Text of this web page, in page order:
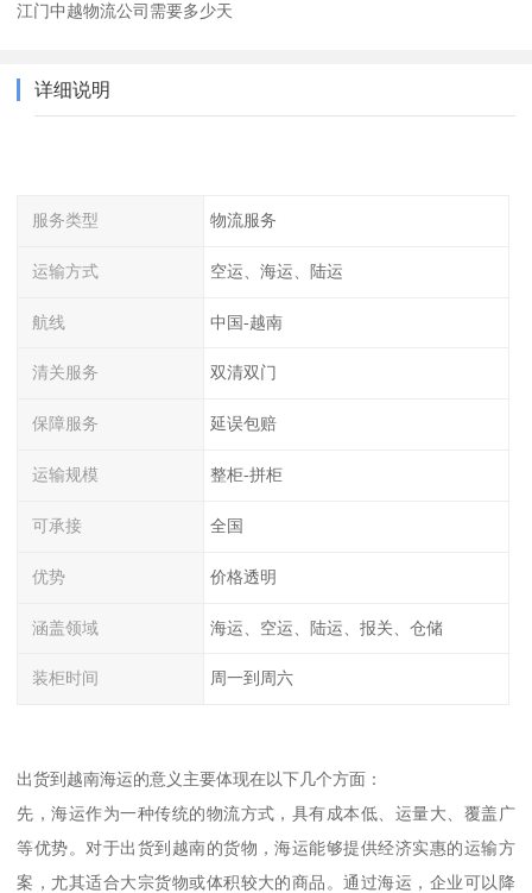
江门中越物流公司需要多少天
详细说明
服务类型 物流服务
运输方式 空运、海运、陆运
航线 中国-越南
清关服务 双清双门
保障服务 延误包赔
运输规模 整柜-拼柜
可承接 全国
优势 价格透明
涵盖领域 海运、空运、陆运、报关、仓储
装柜时间 周一到周六
出货到越南海运的意义主要体现在以下几个方面：
先，海运作为一种传统的物流方式，具有成本低、运量大、覆盖广
等优势。对于出货到越南的货物，海运能够提供经济实惠的运输方
案，尤其适合大宗货物或体积较大的商品。通过海运，企业可以降